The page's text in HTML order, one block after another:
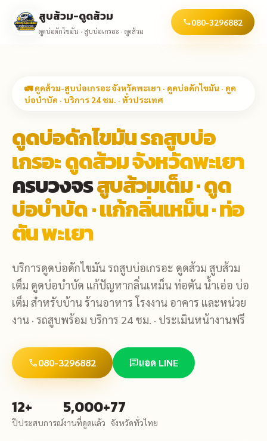
สูบส้วม-ดูดส้วม
ดูดบ่อดักไขมัน · สูบบ่อเกรอะ · ดูดส้วม
call080-3296882
🚛 ดูดส้วม-สูบบ่อเกรอะ จังหวัดพะเยา · ดูดบ่อดักไขมัน · ดูด
บ่อบำบัด · บริการ 24 ชม. · ทั่วประเทศ
ดูดบ่อดักไขมัน รถสูบบ่อ
เกรอะ ดูดส้วม จังหวัดพะเยา
ครบวงจรสูบส้วมเต็ม · ดูด
บ่อบำบัด · แก้กลิ่นเหม็น · ท่อ
ตัน พะเยา
บริการดูดบ่อดักไขมัน รถสูบบ่อเกรอะ ดูดส้วม สูบส้วม
เต็ม ดูดบ่อบำบัด แก้ปัญหากลิ่นเหม็น ท่อตัน น้ำเอ่อ บ่อ
เต็ม สำหรับบ้าน ร้านอาหาร โรงงาน อาคาร และหน่วย
งาน · รถสูบพร้อม บริการ 24 ชม. · ประเมินหน้างานฟรี
call080-3296882 chatแอด LINE
12+
ปีประสบการณ์
5,000+
งานที่ดูดแล้ว
77
จังหวัดทั่วไทย